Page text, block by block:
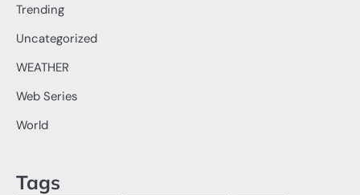
Trending
Uncategorized
WEATHER
Web Series
World
Tags